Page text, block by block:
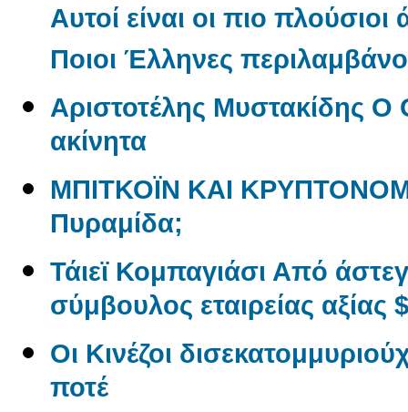
Αυτοί είναι οι πιο
Ποιοι Έλληνες
Αριστοτέλης Μυστακίδης
ακίνητα
ΜΠΙΤΚΟΪΝ ΚΑΙ
Πυραμίδα;
Τάιεϊ Κομπαγιάσι Από
σύμβουλος εταιρείας αξίας
Οι Κινέζοι
ποτέ